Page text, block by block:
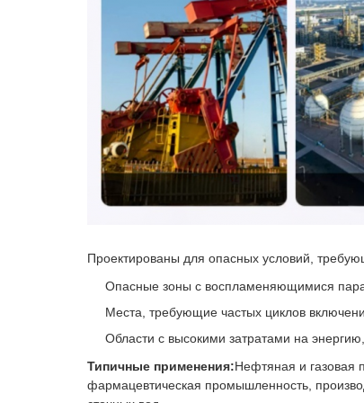
Проектированы для опасных условий,
Опасные зоны с воспламеняющимися
Места, требующие частых циклов
Области с высокими затратами на
Типичные применения:Нефтяная и газовая
фармацевтическая промышленность,